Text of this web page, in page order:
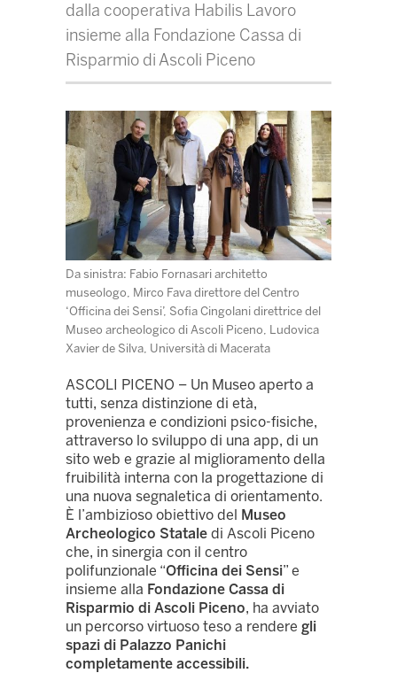
dalla cooperativa Habilis Lavoro
insieme alla Fondazione Cassa di
Risparmio di Ascoli Piceno
Da sinistra: Fabio Fornasari architetto
museologo, Mirco Fava direttore del Centro
‘Officina dei Sensi’, Sofia Cingolani direttrice del
Museo archeologico di Ascoli Piceno, Ludovica
Xavier de Silva, Università di Macerata
ASCOLI PICENO – Un Museo aperto a
tutti, senza distinzione di età,
provenienza e condizioni psico-fisiche,
attraverso lo sviluppo di una app, di un
sito web e grazie al miglioramento della
fruibilità interna con la progettazione di
una nuova segnaletica di orientamento.
È l’ambizioso obiettivo del Museo
Archeologico Statale di Ascoli Piceno
che, in sinergia con il centro
polifunzionale “Officina dei Sensi” e
insieme alla Fondazione Cassa di
Risparmio di Ascoli Piceno, ha avviato
un percorso virtuoso teso a rendere gli
spazi di Palazzo Panichi
completamente accessibili.